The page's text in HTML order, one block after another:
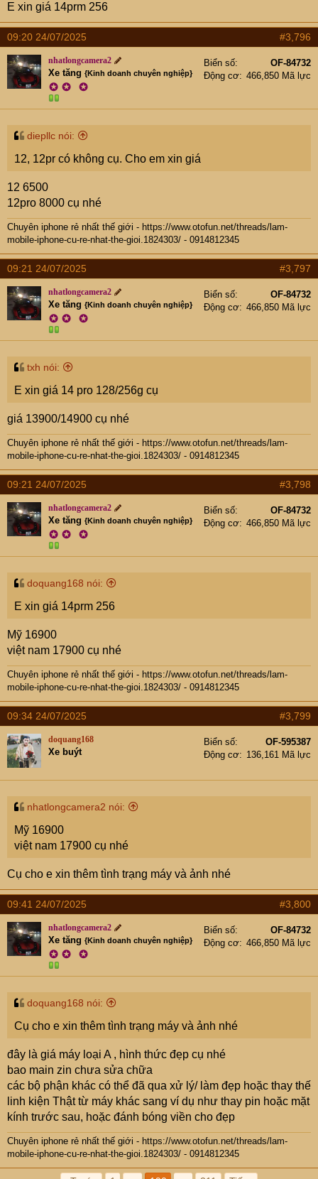
E xin giá 14prm 256
09:20 24/07/2025 #3,796
nhatlongcamera2
Xe tăng {Kinh doanh chuyên nghiệp}
✪ ✪ ✪
Biển số
OF-84732
Động cơ
466,850 Mã lực
diepllc nói:
12, 12pr có không cụ. Cho em xin giá
12 6500
12pro 8000 cụ nhé
Chuyên iphone rẻ nhất thế giới - https://www.otofun.net/threads/lam-
mobile-iphone-cu-re-nhat-the-gioi.1824303/ - 0914812345
09:21 24/07/2025 #3,797
nhatlongcamera2
Xe tăng {Kinh doanh chuyên nghiệp}
✪ ✪ ✪
Biển số
OF-84732
Động cơ
466,850 Mã lực
txh nói:
E xin giá 14 pro 128/256g cụ
giá 13900/14900 cụ nhé
Chuyên iphone rẻ nhất thế giới - https://www.otofun.net/threads/lam-
mobile-iphone-cu-re-nhat-the-gioi.1824303/ - 0914812345
09:21 24/07/2025 #3,798
nhatlongcamera2
Xe tăng {Kinh doanh chuyên nghiệp}
✪ ✪ ✪
Biển số
OF-84732
Động cơ
466,850 Mã lực
doquang168 nói:
E xin giá 14prm 256
Mỹ 16900
việt nam 17900 cụ nhé
Chuyên iphone rẻ nhất thế giới - https://www.otofun.net/threads/lam-
mobile-iphone-cu-re-nhat-the-gioi.1824303/ - 0914812345
09:34 24/07/2025 #3,799
doquang168
Xe buýt
Biển số
OF-595387
Động cơ
136,161 Mã lực
nhatlongcamera2 nói:
Mỹ 16900
việt nam 17900 cụ nhé
Cụ cho e xin thêm tình trạng máy và ảnh nhé
09:41 24/07/2025 #3,800
nhatlongcamera2
Xe tăng {Kinh doanh chuyên nghiệp}
✪ ✪ ✪
Biển số
OF-84732
Động cơ
466,850 Mã lực
doquang168 nói:
Cụ cho e xin thêm tình trạng máy và ảnh nhé
đây là giá máy loại A , hình thức đẹp cụ nhé
bao main zin chưa sửa chữa
các bộ phận khác có thể đã qua xử lý/ làm đẹp hoặc thay thế
linh kiện Thật từ máy khác sang ví dụ như thay pin hoặc mặt
kính trước sau, hoặc đánh bóng viền cho đẹp
Chuyên iphone rẻ nhất thế giới - https://www.otofun.net/threads/lam-
mobile-iphone-cu-re-nhat-the-gioi.1824303/ - 0914812345